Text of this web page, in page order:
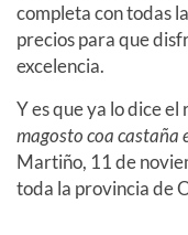
completa con todas
precios para que
excelencia.
Y es que ya lo dice el
magosto coa castaña
Martiño, 11 de
toda la provincia de